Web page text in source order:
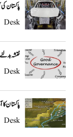
پاکستان
Desk
نقشہ
Desk
پاکستان
Desk